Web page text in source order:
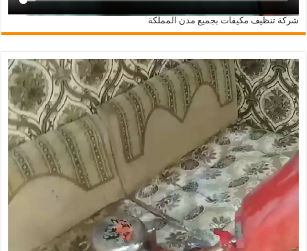
شركة تنظيف مكيفات بجميع مدن المملكة